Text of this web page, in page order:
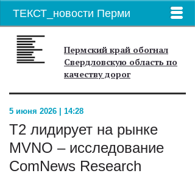
ТЕКСТ_новости Перми
Пермский край обогнал
Свердловскую область по
качеству дорог
5 июня 2026 | 14:28
T2 лидирует на рынке
MVNO – исследование
ComNews Research